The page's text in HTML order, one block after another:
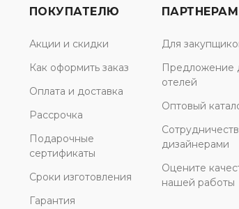
ПОКУПАТЕЛЮ
Акции и скидки
Как оформить заказ
Оплата и доставка
Рассрочка
Подарочные
сертификаты
Сроки изготовления
Гарантия
ПАРТНЕРАМ
Для
Предложение
отелей
Оптовый
дизайнерами
Оцените
нашей работы